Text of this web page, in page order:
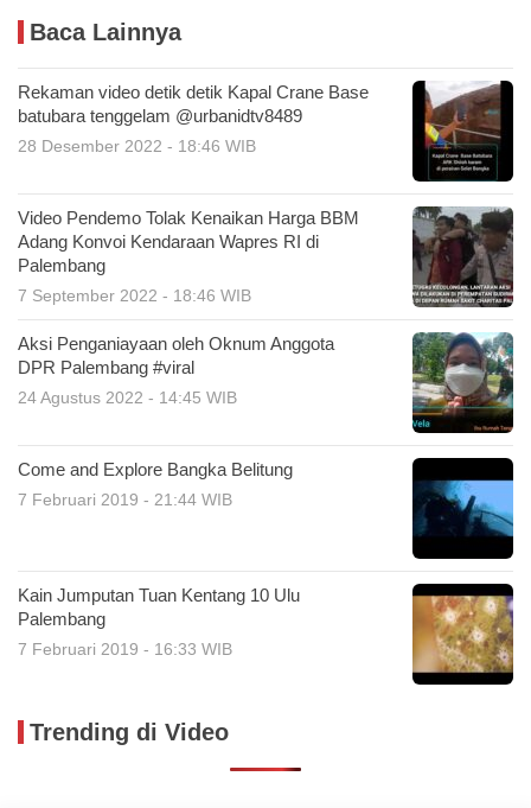
Baca Lainnya
Rekaman video detik detik Kapal Crane Base
batubara tenggelam @urbanidtv8489
28 Desember 2022 - 18:46 WIB
Video Pendemo Tolak Kenaikan Harga BBM
Adang Konvoi Kendaraan Wapres RI di
Palembang
7 September 2022 - 18:46 WIB
Aksi Penganiayaan oleh Oknum Anggota
DPR Palembang #viral
24 Agustus 2022 - 14:45 WIB
Come and Explore Bangka Belitung
7 Februari 2019 - 21:44 WIB
Kain Jumputan Tuan Kentang 10 Ulu
Palembang
7 Februari 2019 - 16:33 WIB
Trending di Video